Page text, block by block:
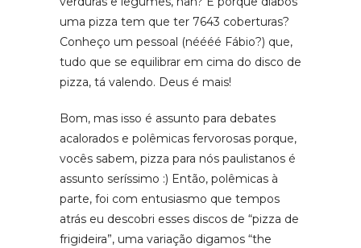
uma pizza tem que ter 7643 coberturas?
Conheço um pessoal (néééé Fábio?) que,
tudo que se equilibrar em cima do disco de
pizza, tá valendo. Deus é mais!
Bom, mas isso é assunto para debates
acalorados e polêmicas fervorosas porque,
vocês sabem, pizza para nós paulistanos é
assunto seríssimo :) Então, polêmicas à
parte, foi com entusiasmo que tempos
atrás eu descobri esses discos de “pizza de
frigideira”, uma variação digamos “the